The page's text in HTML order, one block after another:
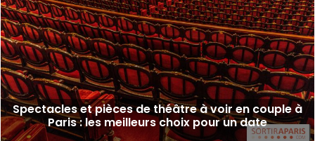
Spectacles et pièces de théâtre à voir en couple à
Paris : les meilleurs choix pour un date